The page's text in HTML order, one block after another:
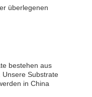
überlegenen
bestehen aus
Substrate
in China